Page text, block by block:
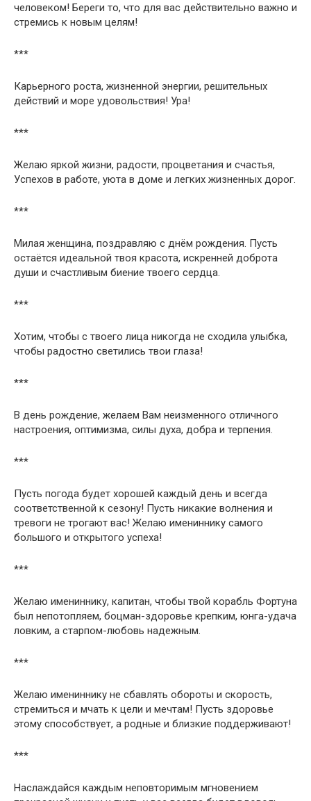
человеком! Береги то, что для вас действительно важно и
стремись к новым целям!
***
Карьерного роста, жизненной энергии, решительных
действий и море удовольствия! Ура!
***
Желаю яркой жизни, радости, процветания и счастья,
Успехов в работе, уюта в доме и легких жизненных дорог.
***
Милая женщина, поздравляю с днём рождения. Пусть
остаётся идеальной твоя красота, искренней доброта
души и счастливым биение твоего сердца.
***
Хотим, чтобы с твоего лица никогда не сходила улыбка,
чтобы радостно светились твои глаза!
***
В день рождение, желаем Вам неизменного отличного
настроения, оптимизма, силы духа, добра и терпения.
***
Пусть погода будет хорошей каждый день и всегда
соответственной к сезону! Пусть никакие волнения и
тревоги не трогают вас! Желаю имениннику самого
большого и открытого успеха!
***
Желаю имениннику, капитан, чтобы твой корабль Фортуна
был непотопляем, боцман-здоровье крепким, юнга-удача
ловким, а старпом-любовь надежным.
***
Желаю имениннику не сбавлять обороты и скорость,
стремиться и мчать к цели и мечтам! Пусть здоровье
этому способствует, а родные и близкие поддерживают!
***
Наслаждайся каждым неповторимым мгновением